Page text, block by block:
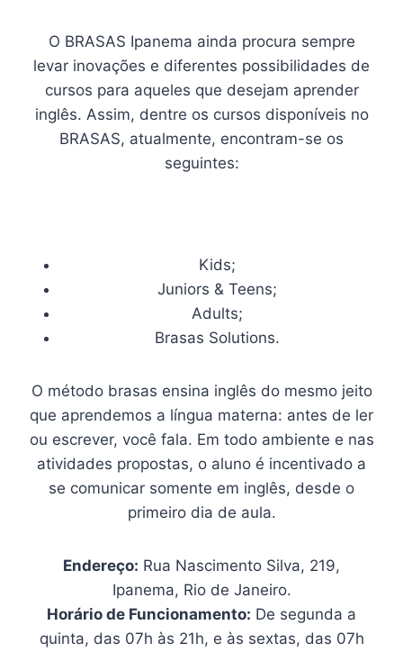
O BRASAS Ipanema ainda procura sempre
levar inovações e diferentes possibilidades de
cursos para aqueles que desejam aprender
inglês. Assim, dentre os cursos disponíveis no
BRASAS, atualmente, encontram-se os
seguintes:
Kids;
Juniors & Teens;
Adults;
Brasas Solutions.
O método brasas ensina inglês do mesmo jeito
que aprendemos a língua materna: antes de ler
ou escrever, você fala. Em todo ambiente e nas
atividades propostas, o aluno é incentivado a
se comunicar somente em inglês, desde o
primeiro dia de aula.
Endereço: Rua Nascimento Silva, 219,
Ipanema, Rio de Janeiro.
Horário de Funcionamento: De segunda a
quinta, das 07h às 21h, e às sextas, das 07h